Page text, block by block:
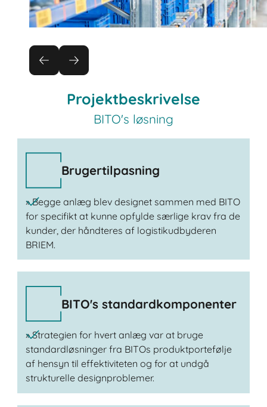
Projektbeskrivelse
BITO's løsning
Brugertilpasning
» Begge anlæg blev designet sammen med BITO
for specifikt at kunne opfylde særlige krav fra de
kunder, der håndteres af logistikudbyderen
BRIEM.
BITO's standardkomponenter
» Strategien for hvert anlæg var at bruge
standardløsninger fra BITOs produktportefølje
af hensyn til effektiviteten og for at undgå
strukturelle designproblemer.